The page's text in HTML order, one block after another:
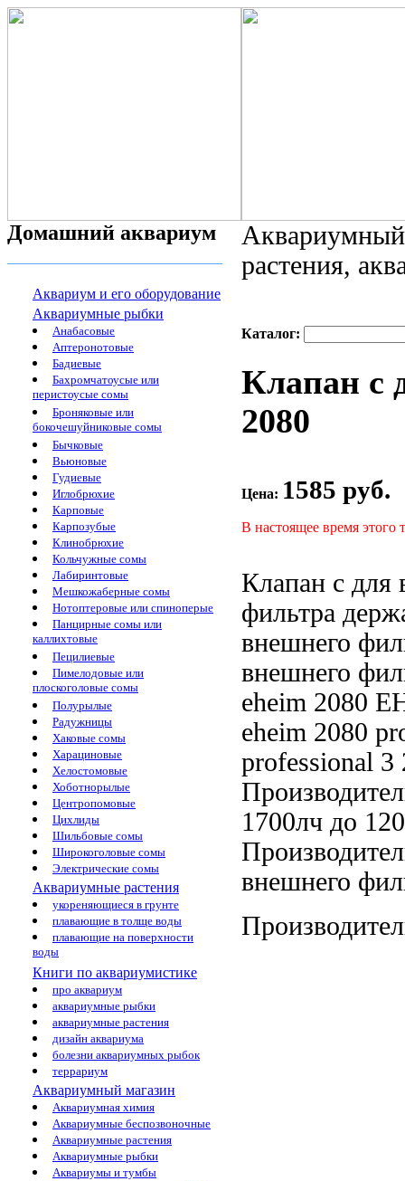
Домашний аквариум
Аквариум и его оборудование
Аквариумные рыбки
Анабасовые
Аптеронотовые
Бадиевые
Бахромчатоусые или
перистоусые сомы
Броняковые или
бокочешуйниковые сомы
Бычковые
Вьюновые
Гудиевые
Иглобрюхие
Карповые
Карпозубые
Клинобрюхие
Кольчужные сомы
Лабиринтовые
Мешкожаберные сомы
Нотоптеровые или спиноперые
Панцирные сомы или
каллихтовые
Пецилиевые
Пимелодовые или
плоскоголовые сомы
Полурылые
Радужницы
Хаковые сомы
Харациновые
Хелостомовые
Хоботнорылые
Центропомовые
Цихлиды
Шильбовые сомы
Широкоголовые сомы
Электрические сомы
Аквариумные растения
укореняющиеся в грунте
плавающие в толще воды
плавающие на поверхности
воды
Книги по аквариумистике
про аквариум
аквариумные рыбки
аквариумные растения
дизайн аквариума
болезни аквариумных рыбок
террариум
Аквариумный магазин
Аквариумная химия
Аквариумные беспозвоночные
Аквариумные растения
Аквариумные рыбки
Аквариумы и тумбы
растения,
Каталог:
Клапан с
2080
Цена: 1585 руб.
В настоящее время этого
Клапан с для
фильтра
внешнего
внешнего
eheim 2080
eheim 2080
professional 3
1700лч до
внешнего